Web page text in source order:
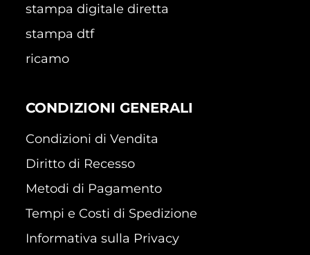
stampa digitale diretta
stampa dtf
ricamo
CONDIZIONI GENERALI
Condizioni di Vendita
Diritto di Recesso
Metodi di Pagamento
Tempi e Costi di Spedizione
Informativa sulla Privacy